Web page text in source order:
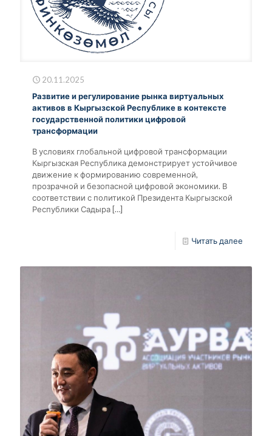
20.11.2025
Развитие и регулирование рынка виртуальных
активов в Кыргызской Республике в контексте
государственной политики цифровой
трансформации
В условиях глобальной цифровой трансформации
Кыргызская Республика демонстрирует устойчивое
движение к формированию современной,
прозрачной и безопасной цифровой экономики. В
соответствии с политикой Президента Кыргызской
Республики Садыра […]
Читать далее